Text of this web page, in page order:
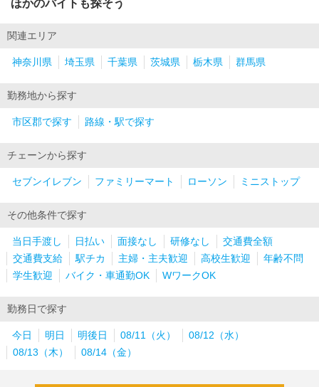
ほかのバイトも探そう
関連エリア
神奈川県 埼玉県 千葉県 茨城県 栃木県 群馬県
勤務地から探す
市区郡で探す 路線・駅で探す
チェーンから探す
セブンイレブン ファミリーマート ローソン ミニストップ
その他条件で探す
当日手渡し 日払い 面接なし 研修なし
交通費全額
交通費支給
駅チカ 主婦・主夫歓迎 高校生歓迎
年齢不問
学生歓迎
バイク・車通勤OK WワークOK
勤務日で探す
今日 明日 明後日 08/11（火）
08/12（水）
08/13（木）
08/14（金）